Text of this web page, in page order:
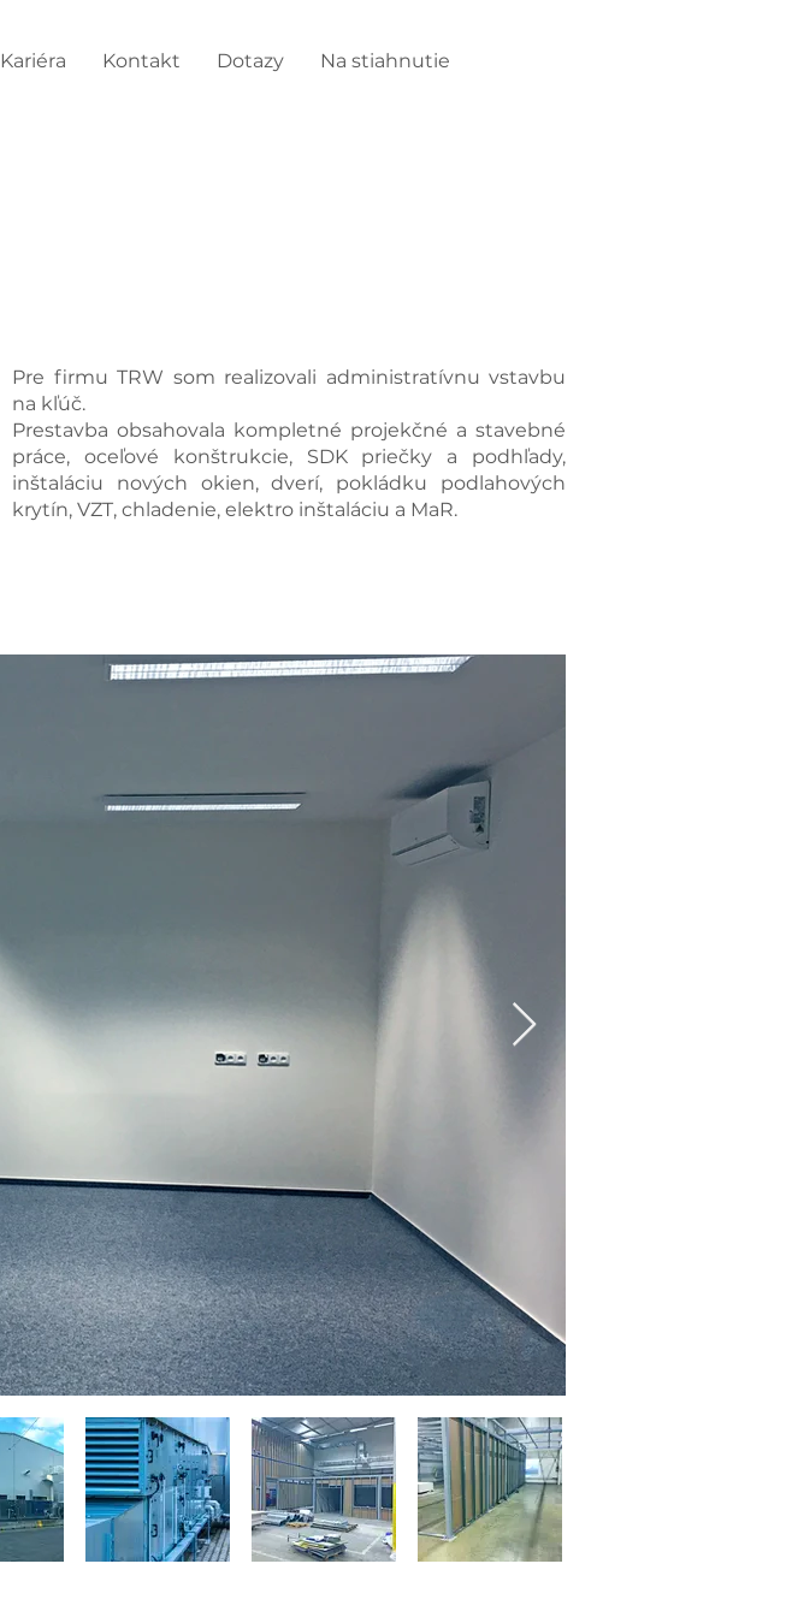
Kariéra Kontakt Dotazy Na stiahnutie
Pre firmu TRW som realizovali administratívnu vstavbu
na kľúč.
Prestavba obsahovala kompletné projekčné a stavebné
práce, oceľové konštrukcie, SDK priečky a podhľady,
inštaláciu nových okien, dverí, pokládku podlahových
krytín, VZT, chladenie, elektro inštaláciu a MaR.